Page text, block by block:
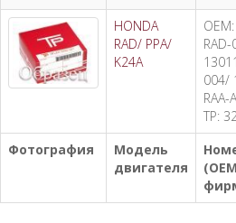
Фотография
Модель
двигателя
HONDA
RAD/ PPA/
K24A
004/
RAA-
TP: